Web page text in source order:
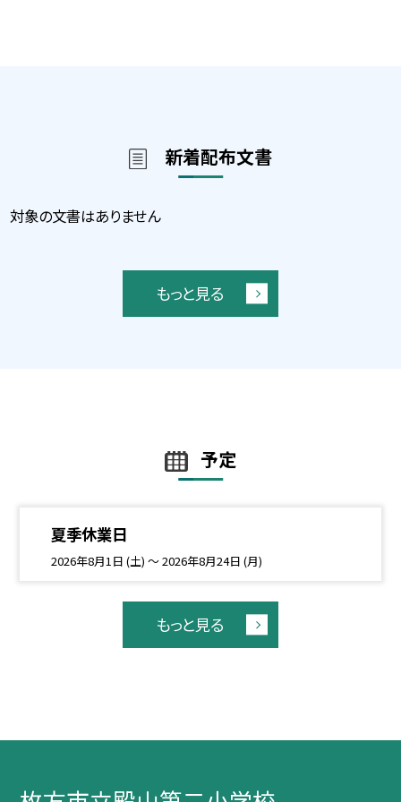
新着配布文書
対象の文書はありません
もっと見る
予定
夏季休業日
2026年8月1日 (土) ～ 2026年8月24日 (月)
もっと見る